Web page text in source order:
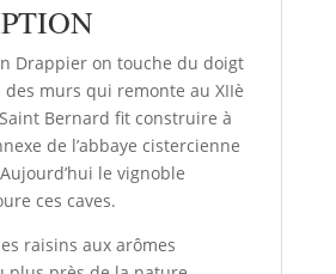
Drappier on touche du doigt
des murs qui remonte au XIIè
Bernard fit construire à
de l’abbaye cistercienne
le vignoble
ces caves.
raisins aux arômes